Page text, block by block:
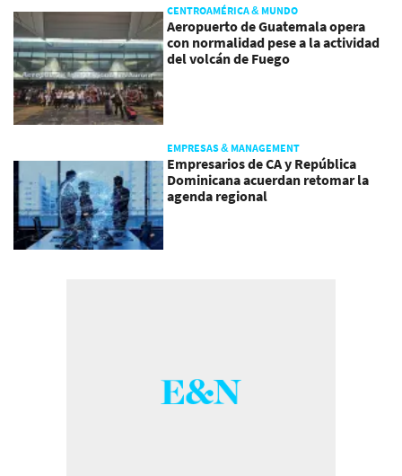
CENTROAMÉRICA & MUNDO
Aeropuerto de Guatemala opera
con normalidad pese a la actividad
del volcán de Fuego
EMPRESAS & MANAGEMENT
Empresarios de CA y República
Dominicana acuerdan retomar la
agenda regional